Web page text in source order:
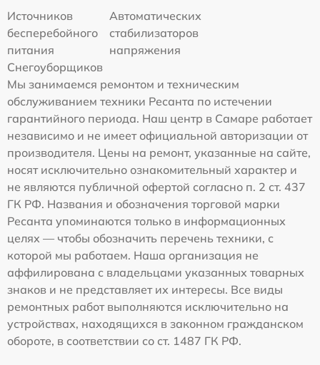
Источников
бесперебойного
питания
Автоматических
стабилизаторов
напряжения
Снегоуборщиков
Мы занимаемся ремонтом и техническим
обслуживанием техники Ресанта по истечении
гарантийного периода. Наш центр в Самаре работает
независимо и не имеет официальной авторизации от
производителя. Цены на ремонт, указанные на сайте,
носят исключительно ознакомительный характер и
не являются публичной офертой согласно п. 2 ст. 437
ГК РФ. Названия и обозначения торговой марки
Ресанта упоминаются только в информационных
целях — чтобы обозначить перечень техники, с
которой мы работаем. Наша организация не
аффилирована с владельцами указанных товарных
знаков и не представляет их интересы. Все виды
ремонтных работ выполняются исключительно на
устройствах, находящихся в законном гражданском
обороте, в соответствии со ст. 1487 ГК РФ.